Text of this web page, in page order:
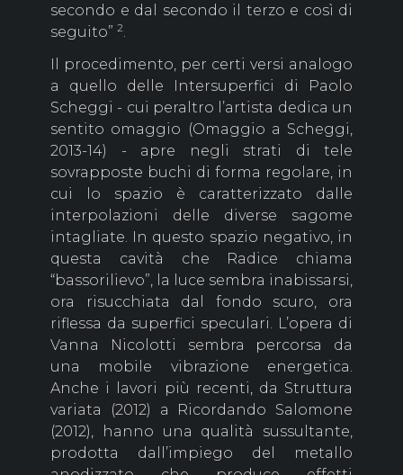
secondo e dal secondo il terzo e così di
seguito” 2
Il procedimento, per certi versi analogo
a quello delle Intersuperfici di Paolo
Scheggi - cui peraltro l’artista dedica un
sentito omaggio (Omaggio a Scheggi,
2013-14) - apre negli strati di tele
sovrapposte buchi di forma regolare, in
cui lo spazio è caratterizzato dalle
interpolazioni delle diverse sagome
intagliate. In questo spazio negativo, in
questa cavità che Radice chiama
“bassorilievo”, la luce sembra inabissarsi,
ora risucchiata dal fondo scuro, ora
riflessa da superfici speculari. L’opera di
Vanna Nicolotti sembra percorsa da
una mobile vibrazione energetica.
Anche i lavori più recenti, da Struttura
variata (2012) a Ricordando Salomone
(2012), hanno una qualità sussultante,
prodotta dall’impiego del metallo